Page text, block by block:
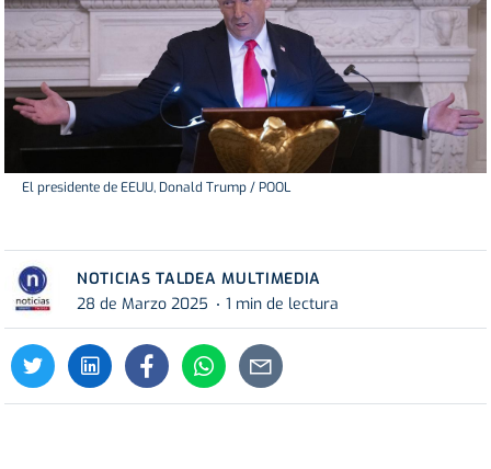
El presidente de EEUU, Donald Trump / POOL
NOTICIAS TALDEA MULTIMEDIA
28 de Marzo 2025
1 min de lectura